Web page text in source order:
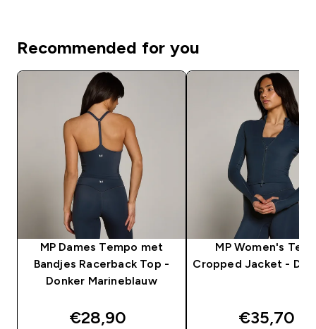
Recommended for you
MP Dames Tempo met
Bandjes Racerback Top -
Donker Marineblauw
discounted price
€28,90‎
MP Women's
Cropped Jacket -
€35,70‎